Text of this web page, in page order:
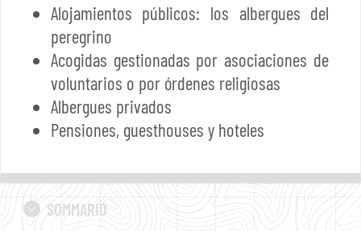
Alojamientos públicos: los albergues del
peregrino
Acogidas gestionadas por asociaciones de
voluntarios o por órdenes religiosas
Albergues privados
Pensiones, guesthouses y hoteles
SOMMARIO